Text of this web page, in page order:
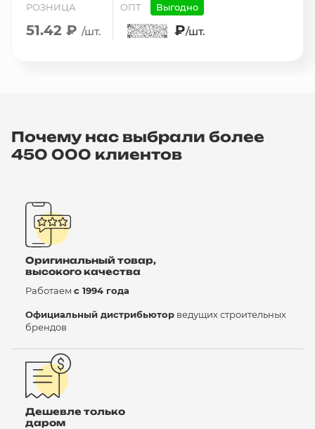
РОЗНИЦА
51.42 ₽ /шт.
ОПТ Выгодно
₽/шт.
Почему нас выбрали более
450 000 клиентов
Оригинальный товар,
высокого качества
Работаем с 1994 года
Официальный дистрибьютор ведущих строительных
брендов
Дешевле только
даром